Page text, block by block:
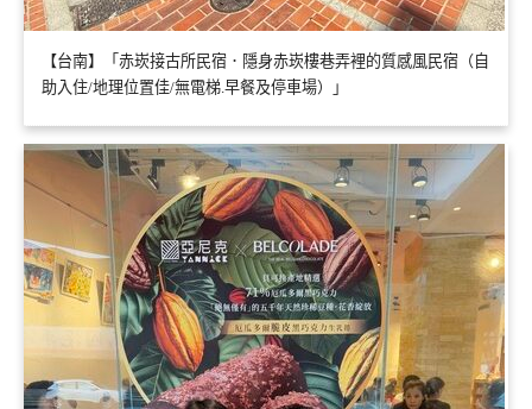
【台南】「赤崁接古所民宿．隱身赤崁樓巷弄裡的質感風民宿（自
助入住/地理位置佳/無電梯.早餐及停車場）」